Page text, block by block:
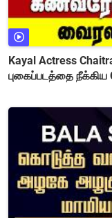
Kayal Actress